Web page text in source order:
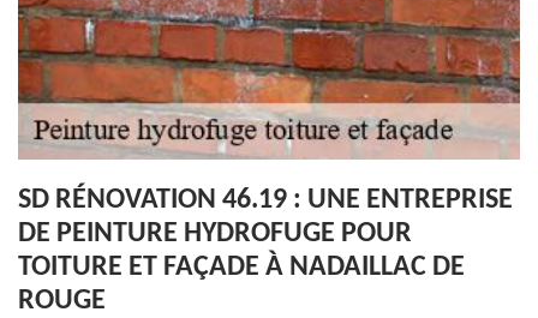
SD RÉNOVATION 46.19 : UNE ENTREPRISE
DE PEINTURE HYDROFUGE POUR
TOITURE ET FAÇADE À NADAILLAC DE
ROUGE